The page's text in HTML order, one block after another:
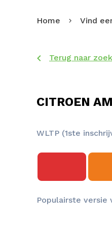
Home Vind
Terug naar
CITROEN
WLTP (1ste
Populairste versie